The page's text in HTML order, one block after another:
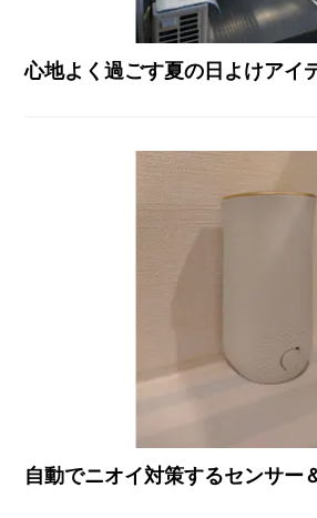
心地よく過ごす夏の日よけアイ
自動でニオイ対策するセンサー